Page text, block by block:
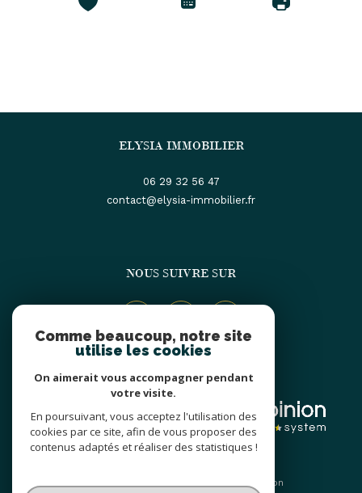
ELYSIA IMMOBILIER
06 29 32 56 47
contact@elysia-immobilier.fr
NOUS SUIVRE SUR
ADHÉRENTS
© 2026 | Tous droits réservés | Traduction
Comme beaucoup, notre site
utilise les cookies
On aimerait vous accompagner pendant
votre visite.
En poursuivant, vous acceptez l'utilisation des
cookies par ce site, afin de vous proposer des
contenus adaptés et réaliser des statistiques !